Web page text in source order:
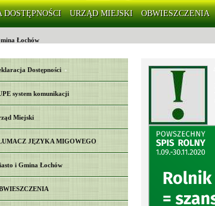
DOSTĘPNOŚCI URZĄD MIEJSKI OBWIESZCZENIA
Łochów
Dostępności
system komunikacji
Miejski
JĘZYKA MIGOWEGO
i Gmina Łochów